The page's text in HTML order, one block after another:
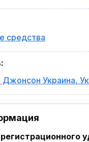
средства
:
Украина,